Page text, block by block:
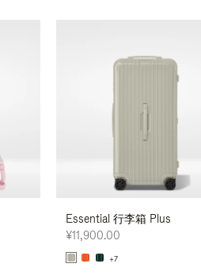
Essential 行李箱 Plus
¥11,900.00
+7